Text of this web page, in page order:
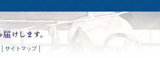
サイトマップ